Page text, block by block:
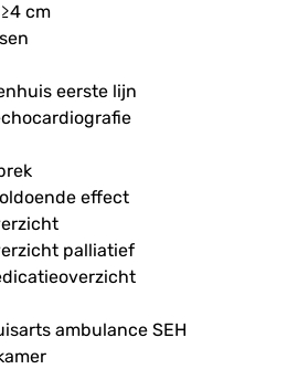
cm
eerste lijn
effect
palliatief
ambulance SEH